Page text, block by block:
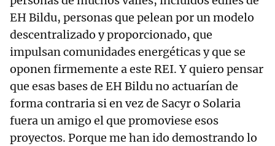
EH Bildu, personas que pelean por un modelo
descentralizado y proporcionado, que
impulsan comunidades energéticas y que se
oponen firmemente a este REI. Y quiero pensar
que esas bases de EH Bildu no actuarían de
forma contraria si en vez de Sacyr o Solaria
fuera un amigo el que promoviese esos
proyectos. Porque me han ido demostrando lo